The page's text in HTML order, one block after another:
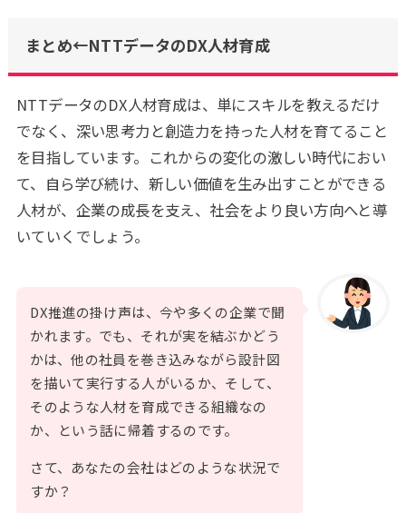
まとめ←NTTデータのDX人材育成
NTTデータのDX人材育成は、単にスキルを教えるだけ
でなく、深い思考力と創造力を持った人材を育てること
を目指しています。これからの変化の激しい時代におい
て、自ら学び続け、新しい価値を生み出すことができる
人材が、企業の成長を支え、社会をより良い方向へと導
いていくでしょう。
DX推進の掛け声は、今や多くの企業で聞
かれます。でも、それが実を結ぶかどう
かは、他の社員を巻き込みながら設計図
を描いて実行する人がいるか、そして、
そのような人材を育成できる組織なの
か、という話に帰着するのです。
さて、あなたの会社はどのような状況で
すか？